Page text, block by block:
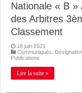
Nationale « B »
des Arbitres
Classement
18 juin 2021
Communiqués
Publications
Lire la suite »